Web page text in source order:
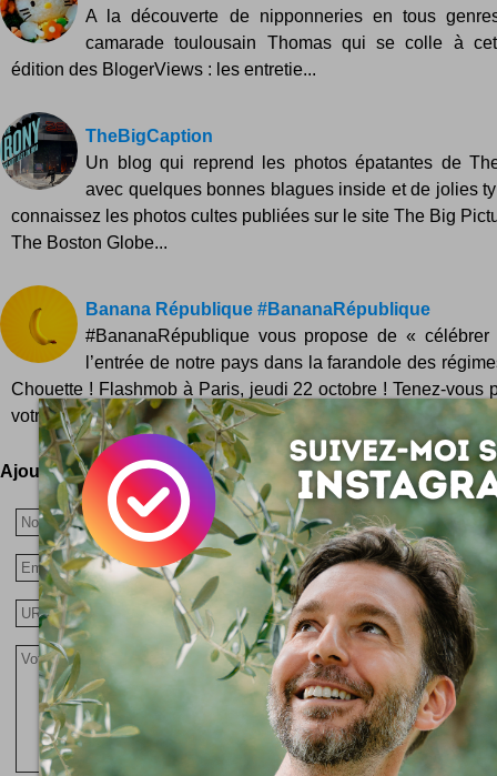
A la découverte de nipponneries en tous
camarade toulousain Thomas qui se colle à
édition des BlogerViews : les entretie...
TheBigCaption
Un blog qui reprend les photos épatantes de
avec quelques bonnes blagues inside et de jolies
connaissez les photos cultes publiées sur le site The Big
The Boston Globe...
Banana République #BananaRépublique
#BananaRépublique vous propose de « célébrer
l’entrée de notre pays dans la farandole des
Chouette ! Flashmob à Paris, jeudi 22 octobre ! Tenez-vous
votre numéro de téléphone sur le...
Ajoutez votre avis !